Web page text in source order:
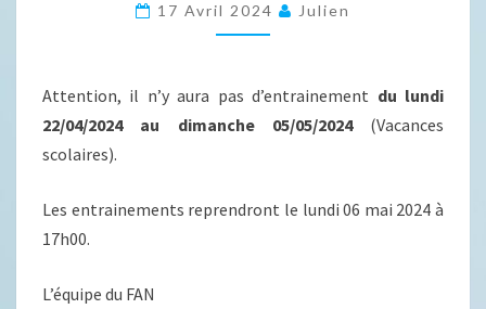
DES
17 Avril 2024 Julien
Attention, il n’y aura pas d’entrainement du lundi
22/04/2024 au dimanche 05/05/2024(Vacances
scolaires).
Les entrainements reprendront le lundi 06 mai 2024 à
17h00.
L’équipe du FAN